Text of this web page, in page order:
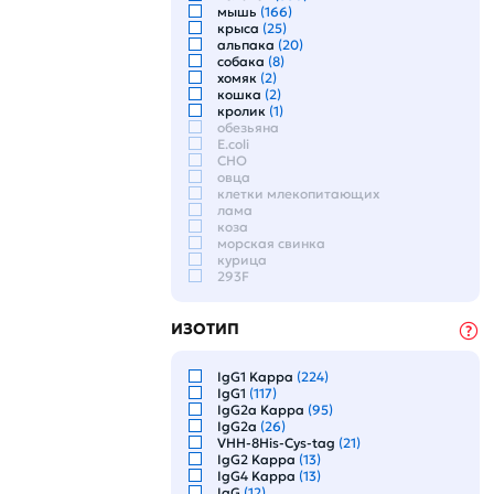
растения
насекомые
утка
корова
хомяк
хорёк
лягушка
ракообразные
грибы
нематода
S.cerevisiae
коралловый полип
для всех
медузы
змеи
черви
светляк
дрозофила
гидра
паукообразные
рыбка-зебра
шпинат
курица
мышь (166)
крыса (25)
альпака (20)
собака (8)
хомяк (2)
кошка (2)
кролик (1)
обезьяна
E.coli
CHO
овца
клетки млекопитающих
лама
коза
морская свинка
курица
293F
ИЗОТИП
IgG1 Kappa (224)
IgG1 (117)
IgG2a Kappa (95)
IgG2a (26)
VHH-8His-Cys-tag (21)
IgG2 Kappa (13)
IgG4 Kappa (13)